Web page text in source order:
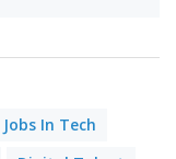
Jobs In Tech